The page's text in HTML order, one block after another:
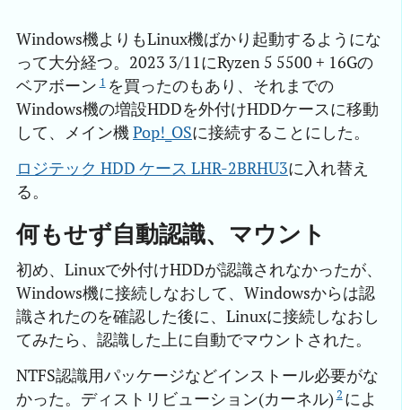
Windows機よりもLinux機ばかり起動するようにな
って大分経つ。2023 3/11にRyzen 5 5500 + 16Gの
ベアボーン 1 を買ったのもあり、それまでの
Windows機の増設HDDを外付けHDDケースに移動
して、メイン機Pop!_OSに接続することにした。
ロジテック HDD ケース LHR-2BRHU3に入れ替え
る。
何もせず自動認識、マウント
初め、Linuxで外付けHDDが認識されなかったが、
Windows機に接続しなおして、Windowsからは認
識されたのを確認した後に、Linuxに接続しなおし
てみたら、認識した上に自動でマウントされた。
NTFS認識用パッケージなどインストール必要がな
かった。ディストリビューション(カーネル) 2 によ